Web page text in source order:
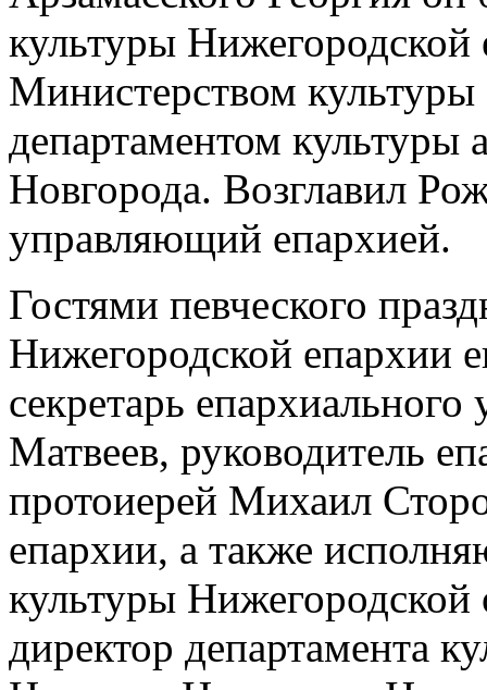
культуры Нижегородской
Министерством
департаментом
Новгорода. Возглавил
управляющий епархией.
Гостями певческого
Нижегородской епархии
секретарь
Матвеев, руководитель
протоиерей Михаил
епархии, а также
культуры Нижегородской
директор департамента